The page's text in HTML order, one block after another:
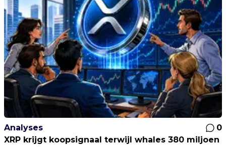
Analyses
0
XRP krijgt koopsignaal terwijl whales 380 miljoen